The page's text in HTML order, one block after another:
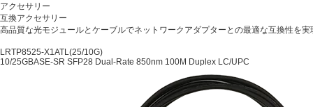
アクセサリー
互換アクセサリー
高品質な光モジュールとケーブルでネットワークアダプターとの最適な互換性を実
LRTP8525-X1ATL(25/10G)
10/25GBASE-SR SFP28 Dual-Rate 850nm 100M Duplex LC/UPC